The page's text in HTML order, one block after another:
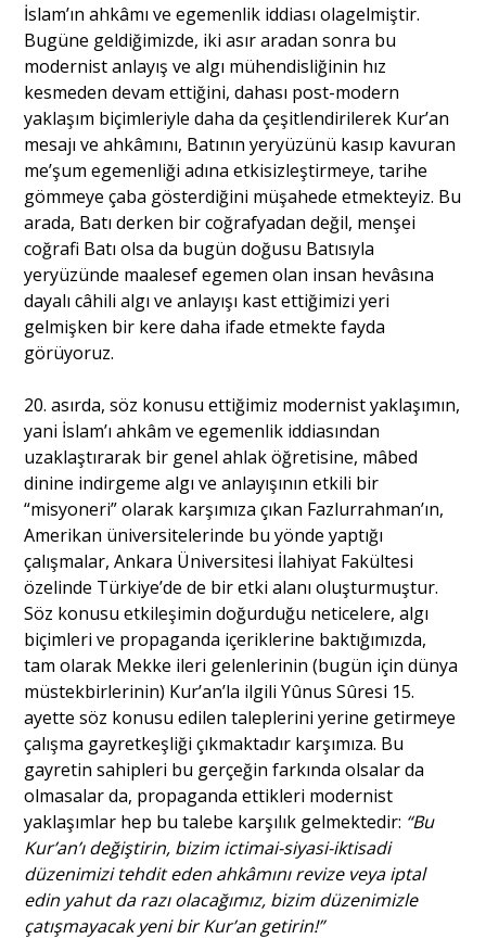
İslam’ın ahkâmı ve egemenlik iddiası olagelmiştir.
Bugüne geldiğimizde, iki asır aradan sonra bu
modernist anlayış ve algı mühendisliğinin hız
kesmeden devam ettiğini, dahası post-modern
yaklaşım biçimleriyle daha da çeşitlendirilerek Kur’an
mesajı ve ahkâmını, Batının yeryüzünü kasıp kavuran
me’şum egemenliği adına etkisizleştirmeye, tarihe
gömmeye çaba gösterdiğini müşahede etmekteyiz. Bu
arada, Batı derken bir coğrafyadan değil, menşei
coğrafi Batı olsa da bugün doğusu Batısıyla
yeryüzünde maalesef egemen olan insan hevâsına
dayalı câhili algı ve anlayışı kast ettiğimizi yeri
gelmişken bir kere daha ifade etmekte fayda
görüyoruz.
20. asırda, söz konusu ettiğimiz modernist yaklaşımın,
yani İslam’ı ahkâm ve egemenlik iddiasından
uzaklaştırarak bir genel ahlak öğretisine, mâbed
dinine indirgeme algı ve anlayışının etkili bir
“misyoneri” olarak karşımıza çıkan Fazlurrahman’ın,
Amerikan üniversitelerinde bu yönde yaptığı
çalışmalar, Ankara Üniversitesi İlahiyat Fakültesi
özelinde Türkiye’de de bir etki alanı oluşturmuştur.
Söz konusu etkileşimin doğurduğu neticelere, algı
biçimleri ve propaganda içeriklerine baktığımızda,
tam olarak Mekke ileri gelenlerinin (bugün için dünya
müstekbirlerinin) Kur’an’la ilgili Yûnus Sûresi 15.
ayette söz konusu edilen taleplerini yerine getirmeye
çalışma gayretkeşliği çıkmaktadır karşımıza. Bu
gayretin sahipleri bu gerçeğin farkında olsalar da
olmasalar da, propaganda ettikleri modernist
yaklaşımlar hep bu talebe karşılık gelmektedir: “Bu
Kur’an’ı değiştirin, bizim ictimai-siyasi-iktisadi
düzenimizi tehdit eden ahkâmını revize veya iptal
edin yahut da razı olacağımız, bizim düzenimizle
çatışmayacak yeni bir Kur’an getirin!”